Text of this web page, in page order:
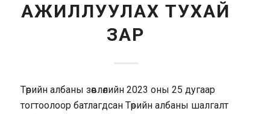
АЖИЛЛУУЛАХ ТУХАЙ
ЗАР
Төрийн албаны зөвлөлийн 2023 оны 25 дугаар
тогтоолоор батлагдсан Төрийн албаны шалгалт